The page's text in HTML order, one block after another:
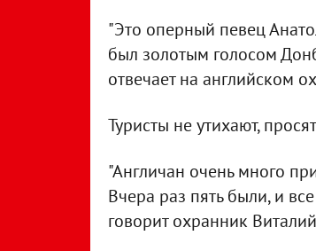
"Это оперный певец
был золотым голосом
отвечает на английском
Туристы не утихают,
"Англичан очень много
Вчера раз пять были, и
говорит охранник